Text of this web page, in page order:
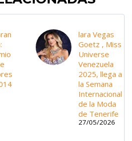
lara Vegas
Goetz , Miss
Universe
Venezuela
2025, llega a
la Semana
Internacional
de la Moda
de Tenerife
27/05/2026